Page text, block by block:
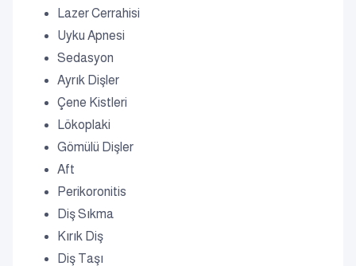
Lazer Cerrahisi
Uyku Apnesi
Sedasyon
Ayrık Dişler
Çene Kistleri
Lökoplaki
Gömülü Dişler
Aft
Perikoronitis
Diş Sıkma
Kırık Diş
Diş Taşı